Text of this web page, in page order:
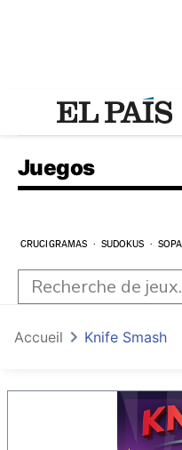
Juegos
CRUCIGRAMAS SUDOKUS
Accueil Knife Smash